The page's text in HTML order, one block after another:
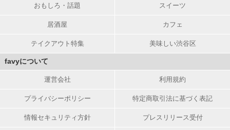
おもしろ・話題 スイーツ
居酒屋 カフェ
テイクアウト特集 美味しい渋谷区
favyについて
運営会社 利用規約
プライバシーポリシー 特定商取引法に基づく表記
情報セキュリティ方針 プレスリリース受付